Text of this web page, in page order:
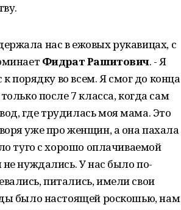
нас в ежовых рукавицах, с
Фидрат Рашитович. - Я
порядку во всем. Я смог до конца
после 7 класса, когда сам
где трудилась моя мама. Это
уже про женщин, а она пахала
туго с хорошо оплачиваемой
нуждались. У нас было по-
питались, имели свои
было настоящей роскошью, нам